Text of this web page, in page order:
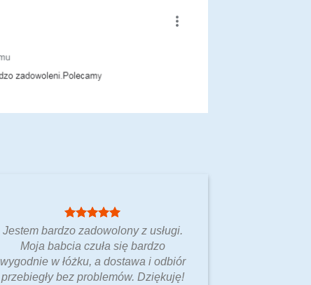
Jestem bardzo zadowolony z usługi.
Moja babcia czuła się bardzo
wygodnie w łóżku, a dostawa i odbiór
przebiegły bez problemów. Dziękuję!